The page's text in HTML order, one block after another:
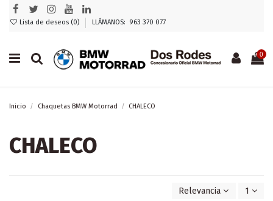
Lista de deseos (0) LLÁMANOS: 963 370 077
0
Inicio Chaquetas BMW Motorrad CHALECO
CHALECO
Relevancia 1